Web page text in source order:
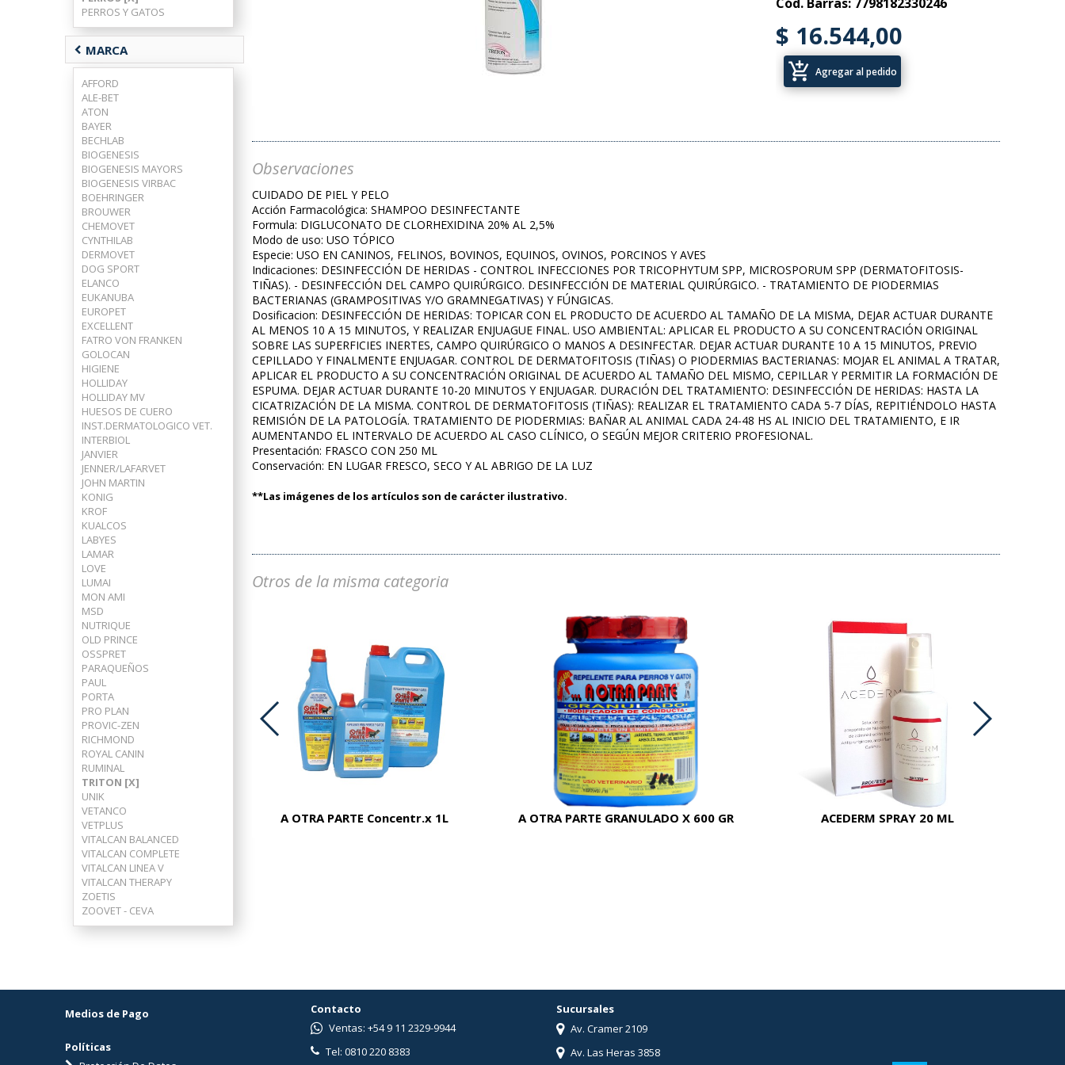
PERROS Y GATOS
chevron_left MARCA
AFFORD
ALE-BET
ATON
BAYER
BECHLAB
BIOGENESIS
BIOGENESIS MAYORS
BIOGENESIS VIRBAC
BOEHRINGER
BROUWER
CHEMOVET
CYNTHILAB
DERMOVET
DOG SPORT
ELANCO
EUKANUBA
EUROPET
EXCELLENT
FATRO VON FRANKEN
GOLOCAN
HIGIENE
HOLLIDAY
HOLLIDAY MV
HUESOS DE CUERO
INST.DERMATOLOGICO VET.
INTERBIOL
JANVIER
JENNER/LAFARVET
JOHN MARTIN
KONIG
KROF
KUALCOS
LABYES
LAMAR
LOVE
LUMAI
MON AMI
MSD
NUTRIQUE
OLD PRINCE
OSSPRET
PARAQUEÑOS
PAUL
PORTA
PRO PLAN
PROVIC-ZEN
RICHMOND
ROYAL CANIN
RUMINAL
TRITON [X]
UNIK
VETANCO
VETPLUS
VITALCAN BALANCED
VITALCAN COMPLETE
VITALCAN LINEA V
VITALCAN THERAPY
ZOETIS
ZOOVET - CEVA
$ 16.544,00
add_shopping_cart Agregar al pedido
Observaciones
CUIDADO DE PIEL Y PELO
Acción Farmacológica: SHAMPOO DESINFECTANTE
Formula: DIGLUCONATO DE CLORHEXIDINA 20% AL 2,5%
Modo de uso: USO TÓPICO
Especie: USO EN CANINOS, FELINOS, BOVINOS, EQUINOS, OVINOS, PORCINOS Y AVES
Indicaciones: DESINFECCIÓN DE HERIDAS - CONTROL INFECCIONES POR TRICOPHYTUM SPP, MICROSPORUM SPP (DERMATOFITOSIS-
TIÑAS). - DESINFECCIÓN DEL CAMPO QUIRÚRGICO. DESINFECCIÓN DE MATERIAL QUIRÚRGICO. - TRATAMIENTO DE PIODERMIAS
BACTERIANAS (GRAMPOSITIVAS Y/O GRAMNEGATIVAS) Y FÚNGICAS.
Dosificacion: DESINFECCIÓN DE HERIDAS: TOPICAR CON EL PRODUCTO DE ACUERDO AL TAMAÑO DE LA MISMA, DEJAR ACTUAR DURANTE
AL MENOS 10 A 15 MINUTOS, Y REALIZAR ENJUAGUE FINAL. USO AMBIENTAL: APLICAR EL PRODUCTO A SU CONCENTRACIÓN ORIGINAL
SOBRE LAS SUPERFICIES INERTES, CAMPO QUIRÚRGICO O MANOS A DESINFECTAR. DEJAR ACTUAR DURANTE 10 A 15 MINUTOS, PREVIO
CEPILLADO Y FINALMENTE ENJUAGAR. CONTROL DE DERMATOFITOSIS (TIÑAS) O PIODERMIAS BACTERIANAS: MOJAR EL ANIMAL A TRATAR,
APLICAR EL PRODUCTO A SU CONCENTRACIÓN ORIGINAL DE ACUERDO AL TAMAÑO DEL MISMO, CEPILLAR Y PERMITIR LA FORMACIÓN DE
ESPUMA. DEJAR ACTUAR DURANTE 10-20 MINUTOS Y ENJUAGAR. DURACIÓN DEL TRATAMIENTO: DESINFECCIÓN DE HERIDAS: HASTA LA
CICATRIZACIÓN DE LA MISMA. CONTROL DE DERMATOFITOSIS (TIÑAS): REALIZAR EL TRATAMIENTO CADA 5-7 DÍAS, REPITIÉNDOLO HASTA
REMISIÓN DE LA PATOLOGÍA. TRATAMIENTO DE PIODERMIAS: BAÑAR AL ANIMAL CADA 24-48 HS AL INICIO DEL TRATAMIENTO, E IR
AUMENTANDO EL INTERVALO DE ACUERDO AL CASO CLÍNICO, O SEGÚN MEJOR CRITERIO PROFESIONAL.
Presentación: FRASCO CON 250 ML
Conservación: EN LUGAR FRESCO, SECO Y AL ABRIGO DE LA LUZ
**Las imágenes de los artículos son de carácter ilustrativo.
Otros de la misma categoria
ADVOCATE PERROS 25-40 KG
A OTRA PARTE Concentr.x 1L A OTRA PARTE GRANULADO X 600 GR ACEDERM SPRAY 20 ML
Medios de Pago
Políticas
Contacto
Ventas: +54 9 11 2329-9944
Tel: 0810 220 8383
Sucursales
Av. Cramer 2109
Av. Las Heras 3858